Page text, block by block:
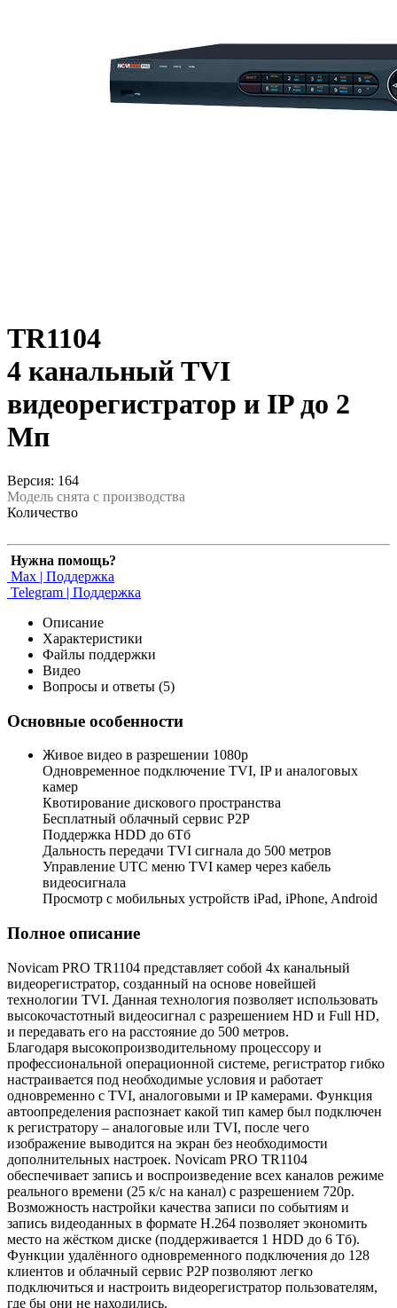
TR1104
4 канальный TVI
видеорегистратор и IP до 2
Мп
Версия: 164
Модель снята с производства
Количество
Нужна помощь?
Max | Поддержка
Telegram | Поддержка
Описание
Характеристики
Файлы поддержки
Видео
Вопросы и ответы (5)
Основные особенности
Живое видео в разрешении 1080р
Одновременное подключение TVI, IP и аналоговых
камер
Квотирование дискового пространства
Бесплатный облачный сервис Р2Р
Поддержка HDD до 6Тб
Дальность передачи TVI сигнала до 500 метров
Управление UTC меню TVI камер через кабель
видеосигнала
Просмотр с мобильных устройств iPad, iPhone, Android
Полное описание
Novicam PRO TR1104 представляет собой 4х канальный
видеорегистратор, созданный на основе новейшей
технологии TVI. Данная технология позволяет использовать
высокочастотный видеосигнал с разрешением HD и Full HD,
и передавать его на расстояние до 500 метров.
Благодаря высокопроизводительному процессору и
профессиональной операционной системе, регистратор гибко
настраивается под необходимые условия и работает
одновременно с TVI, аналоговыми и IP камерами. Функция
автоопределения распознает какой тип камер был подключен
к регистратору – аналоговые или TVI, после чего
изображение выводится на экран без необходимости
дополнительных настроек. Novicam PRO TR1104
обеспечивает запись и воспроизведение всех каналов режиме
реального времени (25 к/с на канал) с разрешением 720р.
Возможность настройки качества записи по событиям и
запись видеоданных в формате H.264 позволяет экономить
место на жёстком диске (поддерживается 1 HDD до 6 Tб).
Функции удалённого одновременного подключения до 128
клиентов и облачный сервис P2P позволяют легко
подключиться и настроить видеорегистратор пользователям,
где бы они не находились.